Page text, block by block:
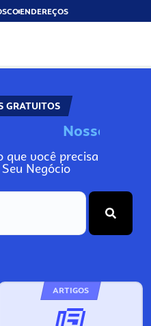
ENDEREÇOS
GRATUITOS
Nosso
que você precisa
Negócio
ARTIGOS